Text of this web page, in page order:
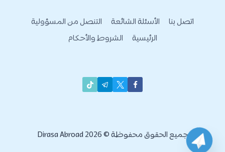
اتصل بنا الأسئلة الشائعة
التنصل من المسؤولية
الرئيسية
الشروط والأحكام
جميع الحقوق محفوظة © 2026 Dirasa Abroad